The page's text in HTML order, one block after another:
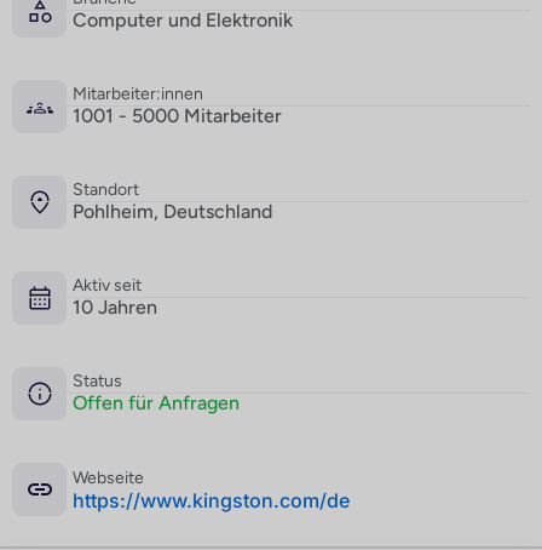
Computer und Elektronik
Mitarbeiter:innen
1001 - 5000 Mitarbeiter
Standort
Pohlheim, Deutschland
Aktiv seit
10 Jahren
Status
Offen für Anfragen
Webseite
­https://www.kingston.com/de